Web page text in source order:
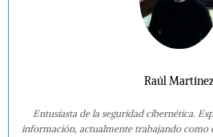
Raúl Martínez
Entusiasta de la seguridad cibernética.
información, actualmente trabajando como